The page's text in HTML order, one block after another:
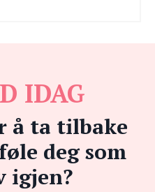
IDAG
å ta tilbake
deg som
igjen?